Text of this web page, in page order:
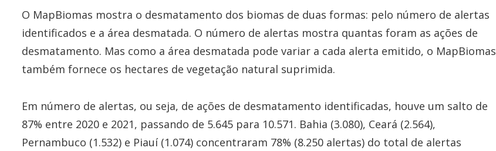
O MapBiomas mostra o desmatamento dos biomas de duas formas: pelo número de alertas
identificados e a área desmatada. O número de alertas mostra quantas foram as ações de
desmatamento. Mas como a área desmatada pode variar a cada alerta emitido, o MapBiomas
também fornece os hectares de vegetação natural suprimida.
Em número de alertas, ou seja, de ações de desmatamento identificadas, houve um salto de
87% entre 2020 e 2021, passando de 5.645 para 10.571. Bahia (3.080), Ceará (2.564),
Pernambuco (1.532) e Piauí (1.074) concentraram 78% (8.250 alertas) do total de alertas